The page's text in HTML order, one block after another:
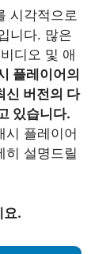
시각적으로
니다. 많은
디오 및 애
플레이어의
신 버전의 다
있습니다.
시 플레이어
히 설명드릴
요.